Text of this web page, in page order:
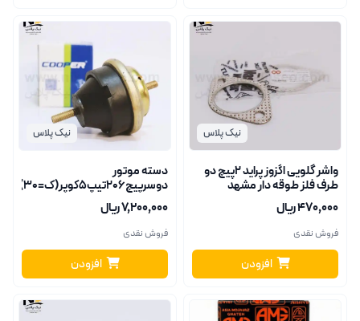
نیک پلاس
واشر گلویی اگزوز پراید 2پیچ دو
طرف فلز طوقه دار مشهد
واشر(هربسته30عدد)
۴۷۰٬۰۰۰ ریال
فروش نقدی
افزودن
نیک پلاس
دسته موتور
دوسرپیچ206تیپ5کوپر(ک=30)14200001
۷٬۲۰۰٬۰۰۰ ریال
فروش نقدی
افزودن